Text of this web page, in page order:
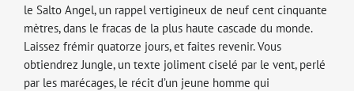
le Salto Angel, un rappel vertigineux de neuf cent cinquante
mètres, dans le fracas de la plus haute cascade du monde.
Laissez frémir quatorze jours, et faites revenir. Vous
obtiendrez Jungle, un texte joliment ciselé par le vent, perlé
par les marécages, le récit d’un jeune homme qui